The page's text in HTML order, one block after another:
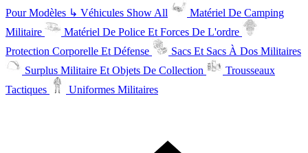
Pour Modèles ↳ Véhicules Show All
Matériel De Camping
Militaire
Matériel De Police Et Forces De L'ordre
Protection Corporelle Et Défense
Sacs Et Sacs À Dos Militaires
Surplus Militaire Et Objets De Collection
Trousseaux
Tactiques
Uniformes Militaires